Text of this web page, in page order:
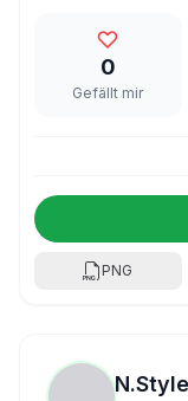
0
Gefällt mir
PNG
N.Style